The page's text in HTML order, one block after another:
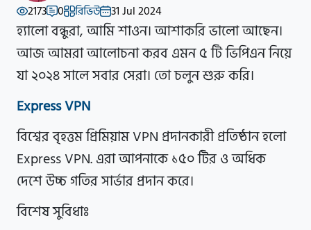
2173
0 রিভিউ 31 Jul 2024
হ্যালো বন্ধুরা, আমি শাওন। আশাকরি ভালো আছেন।
আজ আমরা আলোচনা করব এমন ৫ টি ভিপিএন নিয়ে
যা ২০২৪ সালে সবার সেরা। তো চলুন শুরু করি।
Express VPN
বিশ্বের বৃহত্তম প্রিমিয়াম VPN প্রদানকারী প্রতিষ্ঠান হলো
Express VPN. এরা আপনাকে ১৫০ টির ও অধিক
দেশে উচ্চ গতির সার্ভার প্রদান করে।
বিশেষ সুবিধাঃ